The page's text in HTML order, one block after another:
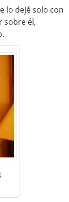
lo dejé solo con
sobre él,